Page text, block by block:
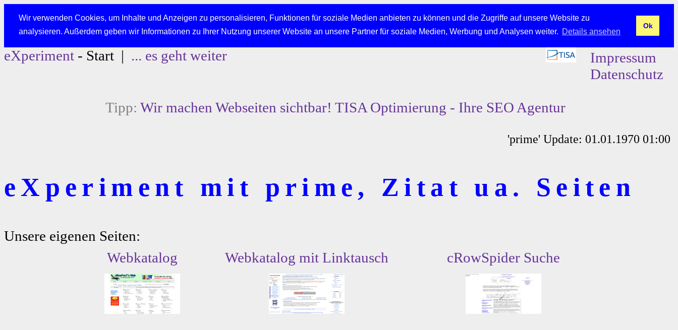
Wir verwenden Cookies, um Inhalte und Anzeigen zu personalisieren, Funktionen für soziale Medien anbieten zu können und die Zugriffe auf unsere Website zu
analysieren. Außerdem geben wir Informationen zu Ihrer Nutzung unserer Website an unsere Partner für soziale Medien, Werbung und Analysen weiter. Details ansehen
Ok
eXperiment - Start | ... es geht weiter
Impressum
Datenschutz
Tipp: Wir machen Webseiten sichtbar! TISA Optimierung - Ihre SEO Agentur
'prime' Update: 01.01.1970 01:00
eXperiment mit prime, Zitat ua. Seiten
Unsere eigenen Seiten:
Webkatalog
Webkatalog mit Linktausch cRowSpider Suche